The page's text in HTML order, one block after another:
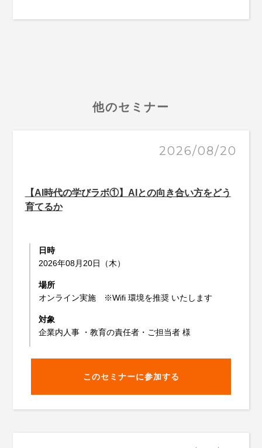
他のセミナー
2026/08/20
【AI時代の学びラボ①】AIとの向き合い方をどう
育てるか
日時
2026年08月20日（木）
場所
オンライン実施 ※Wifi 環境を推奨 いたします
対象
企業内人事 ・教育の責任者・ご担当者 様
このセミナーに参加する